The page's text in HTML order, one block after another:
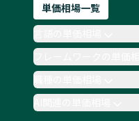
単価相場一覧
職種の単価相場
AI関連の単価相場